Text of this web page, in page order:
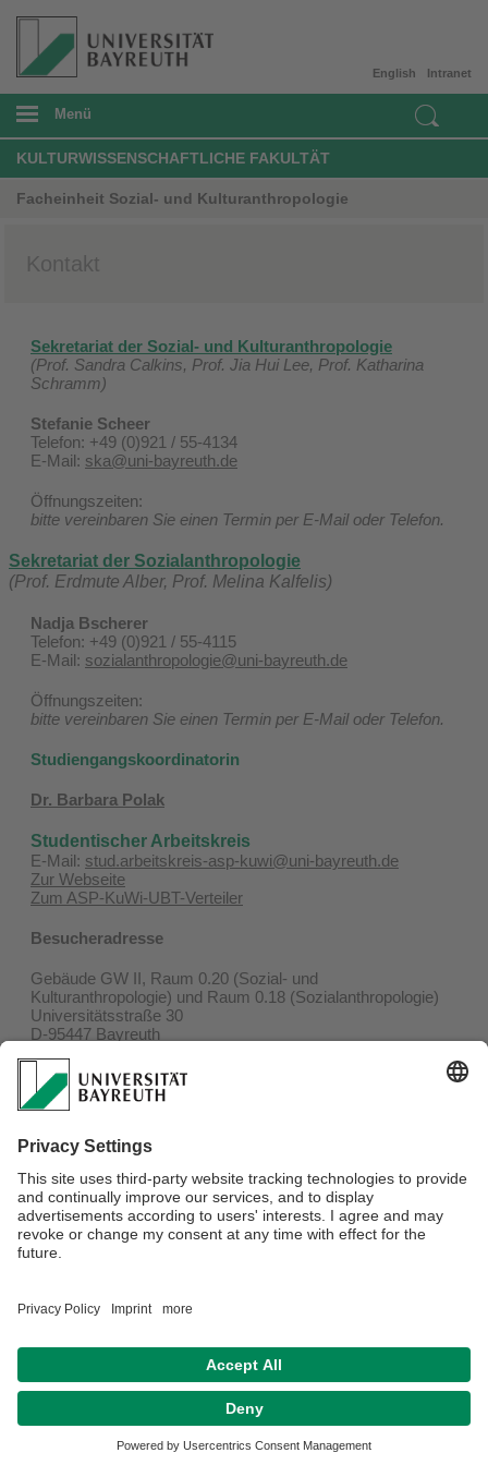
Intranet
English
Menü
KULTURWISSENSCHAFTLICHE FAKULTÄT
Facheinheit Sozial- und Kulturanthropologie
Kontakt
Sekretariat der Sozial- und Kulturanthropologie
(Prof. Sandra Calkins, Prof. Jia Hui Lee, Prof. Katharina
Schramm)
Stefanie Scheer
Telefon: +49 (0)921 / 55-4134
E-Mail: ska@uni-bayreuth.de
Öffnungszeiten:
bitte vereinbaren Sie einen Termin per E-Mail oder Telefon.
Sekretariat der Sozialanthropologie
(Prof. Erdmute Alber, Prof. Melina Kalfelis)
Nadja Bscherer
Telefon: +49 (0)921 / 55-4115
E-Mail: sozialanthropologie@uni-bayreuth.de
Öffnungszeiten:
bitte vereinbaren Sie einen Termin per E-Mail oder Telefon.
Studiengangskoordinatorin
Dr. Barbara Polak
Studentischer Arbeitskreis
E-Mail: stud.arbeitskreis-asp-kuwi@uni-bayreuth.de
Zur Webseite
Zum ASP-KuWi-UBT-Verteiler
Besucheradresse
Gebäude GW II, Raum 0.20 (Sozial- und
Kulturanthropologie) und Raum 0.18 (Sozialanthropologie)
Universitätsstraße 30
D-95447 Bayreuth
Link zum Campusplan
Postanschrift
Universität Bayreuth
Fakultät für Kulturwissenschaften
Sozial- und Kulturanthropologie bzw. Sozialanthropologie
D-95440 Bayreuth
Impressum Hausordnung
Barrierefreiheitserklärung